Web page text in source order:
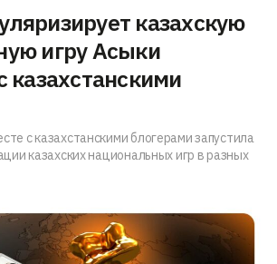
казахскую
игру Асыки
казахстанскими
с казахстанскими блогерами запустила
казахских национальных игр в разных